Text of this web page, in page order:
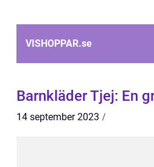
VISHOPPAR.se
Barnkläder Tjej: En
14 september 2023